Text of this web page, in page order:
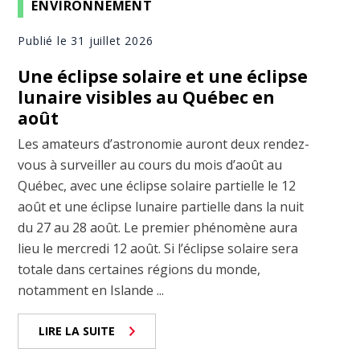
ENVIRONNEMENT
Publié le 31 juillet 2026
Une éclipse solaire et une éclipse
lunaire visibles au Québec en
août
Les amateurs d’astronomie auront deux rendez-
vous à surveiller au cours du mois d’août au
Québec, avec une éclipse solaire partielle le 12
août et une éclipse lunaire partielle dans la nuit
du 27 au 28 août. Le premier phénomène aura
lieu le mercredi 12 août. Si l’éclipse solaire sera
totale dans certaines régions du monde,
notamment en Islande ...
LIRE LA SUITE